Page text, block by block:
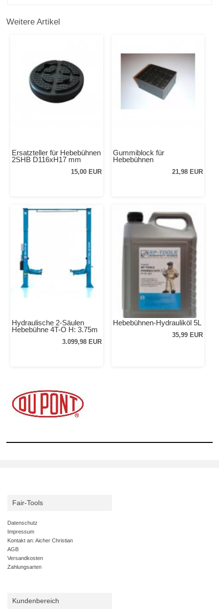
Weitere Artikel
Ersatzteller für Hebebühnen
2SHB D116xH17 mm
15,00 EUR
Gummiblock für
Hebebühnen
21,98 EUR
Hydraulische 2-Säulen
Hebebühne 4T-O H: 3.75m
3.099,98 EUR
Hebebühnen-Hydrauliköl 5L
35,99 EUR
Fair-Tools
Datenschutz
Impressum
Kontakt an: Aicher Christian
AGB
Versandkosten
Zahlungsarten
Kundenbereich